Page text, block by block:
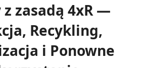
zasadą 4xR —
Recykling,
i Ponowne